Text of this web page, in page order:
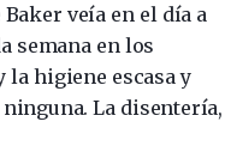
veía en el día a
semana en los
la higiene escasa y
La disentería,